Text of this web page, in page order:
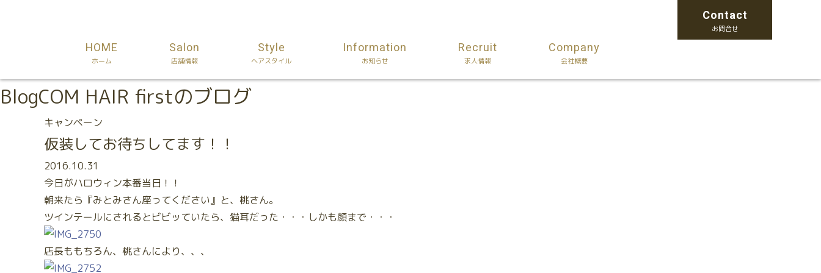
Contact
お問合せ
HOME
ホーム
Salon
店舗情報
Style
ヘアスタイル
Information
お知らせ
Recruit
求人情報
Company
会社概要
BlogCOM HAIR firstのブログ
キャンペーン
仮装してお待ちしてます！！
2016.10.31
今日がハロウィン本番当日！！
朝来たら『みとみさん座ってください』と、桃さん。
ツインテールにされるとビビッていたら、猫耳だった・・・しかも顔まで・・・
店長ももちろん、桃さんにより、、、